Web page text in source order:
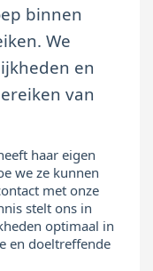
binnen
We
en
van
haar eigen
we ze kunnen
met onze
stelt ons in
optimaal in
en doeltreffende